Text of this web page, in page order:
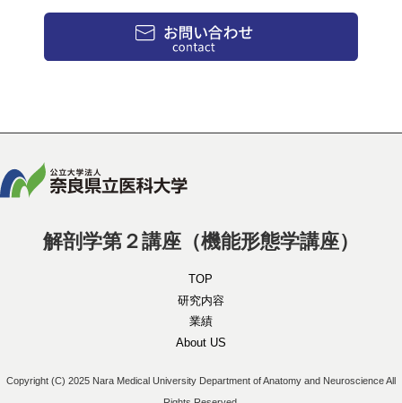
解剖学第２講座（機能形態学講座）
TOP
研究内容
業績
About US
Copyright (C) 2025 Nara Medical University Department of Anatomy and Neuroscience All